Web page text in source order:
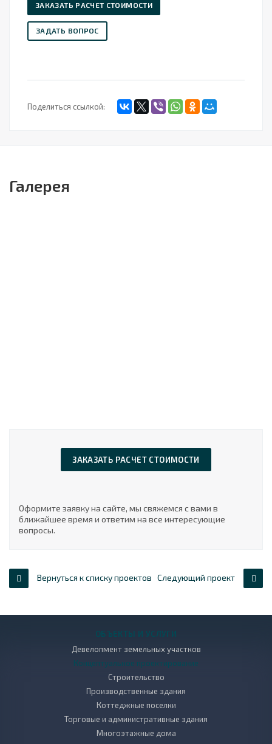
ЗАКАЗАТЬ РАСЧЕТ СТОИМОСТИ
ЗАДАТЬ ВОПРОС
Поделиться ссылкой:
Галерея
ЗАКАЗАТЬ РАСЧЕТ СТОИМОСТИ
Оформите заявку на сайте, мы свяжемся с вами в
ближайшее время и ответим на все интересующие
вопросы.
Вернуться к списку проектов Следующий проект
ОБЪЕКТЫ И УСЛУГИ
Девелопмент земельных участков
Концептуальное проектирование
Строительство
Производственные здания
Коттеджные поселки
Торговые и административные здания
Многоэтажные дома